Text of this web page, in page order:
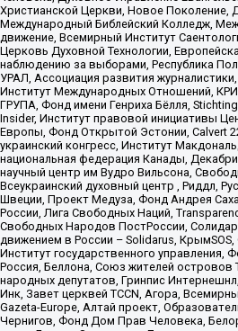
Христианской Церкви, Новое Поколение,
Международный Библейский Колледж,
движение, Всемирный Институт
Церковь Духовной Технологии,
наблюдению за выборами, Республика
УРАЛ, Ассоциация развития
Институт Международных Отношений,
ГРУПА, Фонд имени Генриха Бёлля,
Insider, Институт правовой инициативы
Европы, Фонд Открытой Эстонии, Calvert
украинский конгресс, Институт
национальная федерация Канады,
научный центр им Вудро Вильсона,
Всеукраинский духовный центр , Риддл,
Швеции, Проект Медуза, Фонд Андрея
России, Лига Свободных Наций,
Свободных Народов ПостРоссии,
движением в России – Solidarus,
Институт государственного управления,
Россия, Беллона, Союз жителей островов
народных депутатов, Гринпис
Инк, Завет церквей TCCN, Агора,
Gazeta-Europe, Алтай проект,
Чернигов, Фонд Дом Прав Человека,